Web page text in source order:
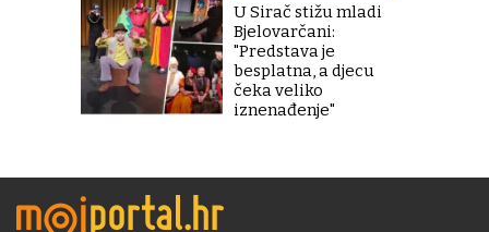
U Sirač stižu mladi
Bjelovarčani:
"Predstava je
besplatna, a djecu
čeka veliko
iznenađenje"